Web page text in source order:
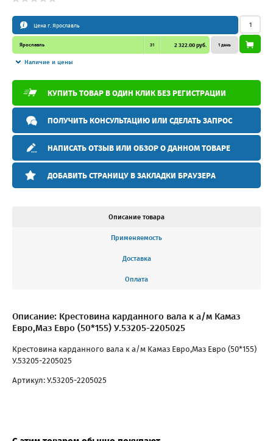
Цена г. Ярославль
Ярославль 31 2 322.00 руб.
Наличие и цены
1 день
КУПИТЬ ТОВАР В ОДИН КЛИК БЕЗ РЕГИСТРАЦИИ
ПОЛУЧИТЬ КОНСУЛЬТАЦИЮ ИЛИ СДЕЛАТЬ ЗАПРОС
НАПИСАТЬ ОТЗЫВ ИЛИ ОБЗОР О ДАННОМ ТОВАРЕ
ДОБАВИТЬ СТРАНИЦУ В ЗАКЛАДКИ БРАУЗЕРА
Описание товара
Применяемость
Доставка
Оплата
Описание: Крестовина карданного вала к а/м Камаз
Евро,Маз Евро (50*155) У.53205-2205025
Крестовина карданного вала к а/м Камаз Евро,Маз Евро (50*155)
У.53205-2205025
Артикул: У.53205-2205025